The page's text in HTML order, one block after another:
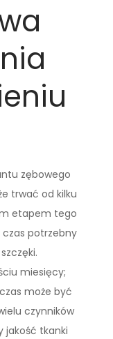
zębowego
trwać od kilku
etapem tego
potrzebny
miesięcy;
może być
czynników
jakość tkanki